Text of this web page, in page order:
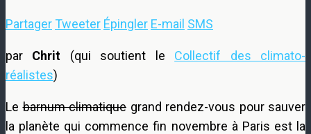
Partager Tweeter Épingler E-mail SMS
par Chrit (qui soutient le Collectif des climato-
réalistes)
Lebarnum climatique grand rendez-vous pour sauver
la planète qui commence fin novembre à Paris est la